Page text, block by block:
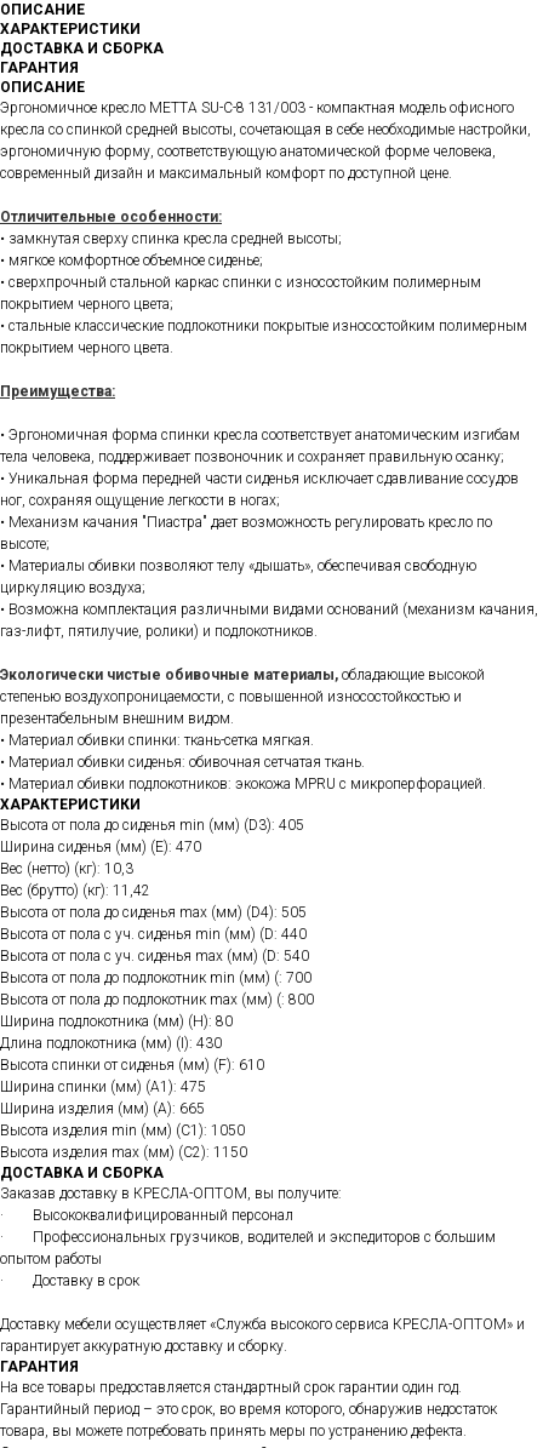
ОПИСАНИЕ
ХАРАКТЕРИСТИКИ
ДОСТАВКА И СБОРКА
ГАРАНТИЯ
ОПИСАНИЕ
Эргономичное кресло METTA SU-С-8 131/003 - компактная модель офисного
кресла со спинкой средней высоты, сочетающая в себе необходимые настройки,
эргономичную форму, соответствующую анатомической форме человека,
современный дизайн и максимальный комфорт по доступной цене.
Отличительные особенности:
• замкнутая сверху спинка кресла средней высоты;
• мягкое комфортное объемное сиденье;
• сверхпрочный стальной каркас спинки с износостойким полимерным
покрытием черного цвета;
• стальные классические подлокотники покрытые износостойким полимерным
покрытием черного цвета.
Преимущества:
• Эргономичная форма спинки кресла соответствует анатомическим изгибам
тела человека, поддерживает позвоночник и сохраняет правильную осанку;
• Уникальная форма передней части сиденья исключает сдавливание сосудов
ног, сохраняя ощущение легкости в ногах;
• Механизм качания "Пиастра" дает возможность регулировать кресло по
высоте;
• Материалы обивки позволяют телу «дышать», обеспечивая свободную
циркуляцию воздуха;
• Возможна комплектация различными видами оснований (механизм качания,
газ-лифт, пятилучие, ролики) и подлокотников.
Экологически чистые обивочные материалы, обладающие высокой
степенью воздухопроницаемости, с повышенной износостойкостью и
презентабельным внешним видом.
• Материал обивки спинки: ткань-сетка мягкая.
• Материал обивки сиденья: обивочная сетчатая ткань.
• Материал обивки подлокотников: экокожа MPRU с микроперфорацией.
ХАРАКТЕРИСТИКИ
Высота от пола до сиденья min (мм) (D3): 405
Ширина сиденья (мм) (E): 470
Вес (нетто) (кг): 10,3
Вес (брутто) (кг): 11,42
Высота от пола до сиденья max (мм) (D4): 505
Высота от пола с уч. сиденья min (мм) (D: 440
Высота от пола с уч. сиденья max (мм) (D: 540
Высота от пола до подлокотник min (мм) (: 700
Высота от пола до подлокотник max (мм) (: 800
Ширина подлокотника (мм) (H): 80
Длина подлокотника (мм) (I): 430
Высота спинки от сиденья (мм) (F): 610
Ширина спинки (мм) (A1): 475
Ширина изделия (мм) (A): 665
Высота изделия min (мм) (C1): 1050
Высота изделия max (мм) (C2): 1150
ДОСТАВКА И СБОРКА
Заказав доставку в КРЕСЛА-ОПТОМ, вы получите:
· Высококвалифицированный персонал
· Профессиональных грузчиков, водителей и экспедиторов с большим
опытом работы
· Доставку в срок
Доставку мебели осуществляет «Служба высокого сервиса КРЕСЛА-ОПТОМ» и
гарантирует аккуратную доставку и сборку.
ГАРАНТИЯ
На все товары предоставляется стандартный срок гарантии один год.
Гарантийный период – это срок, во время которого, обнаружив недостаток
товара, вы можете потребовать принять меры по устранению дефекта.